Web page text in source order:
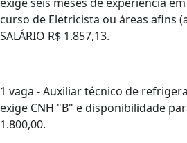
exige seis meses de experiência
curso de Eletricista ou áreas afins
SALÁRIO R$ 1.857,13.
1 vaga - Auxiliar técnico de
exige CNH "B" e disponibilidade
1.800,00.